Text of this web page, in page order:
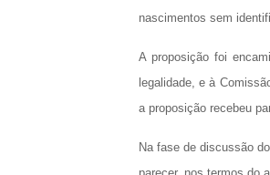
nascimentos sem
A proposição foi
legalidade, e à
a proposição recebeu
Na fase de discussão